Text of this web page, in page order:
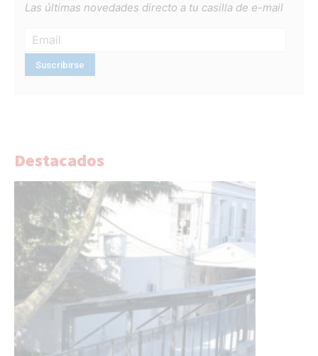
Las últimas novedades directo a tu casilla de e-mail
Destacados